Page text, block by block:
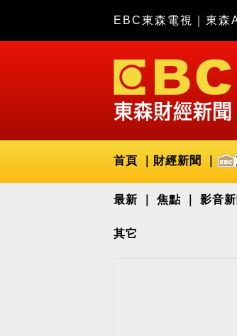
EBC東森電視 東森
首頁 財經新聞
最新 焦點 影音新
其它